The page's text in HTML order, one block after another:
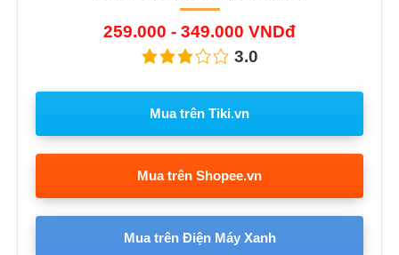
259.000 - 349.000 VNDđ
3.0
Mua trên Tiki.vn
Mua trên Shopee.vn
Mua trên Điện Máy Xanh